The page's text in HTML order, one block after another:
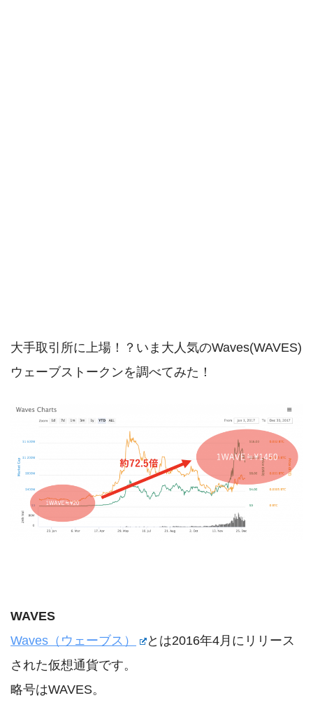
大手取引所に上場！？いま大人気のWaves(WAVES)
ウェーブストークンを調べてみた！
WAVES
Waves（ウェーブス）
とは2016年4月にリリース
された仮想通貨です。
略号はWAVES。